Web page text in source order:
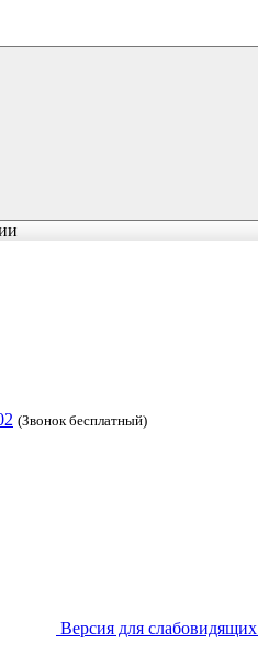
(Звонок бесплатный)
Версия для слабовидящих